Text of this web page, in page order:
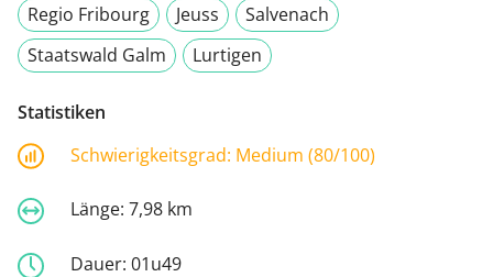
Regio Fribourg
Jeuss
Salvenach
Staatswald Galm
Lurtigen
Statistiken
Schwierigkeitsgrad: Medium (80/100)
Länge: 7,98 km
Dauer: 01u49